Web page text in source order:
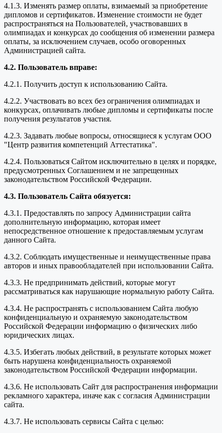
4.1.3. Изменять размер оплаты, взимаемый за приобретение
дипломов и сертификатов. Изменение стоимости не будет
распространяться на Пользователей, участвовавших в
олимпиадах и конкурсах до сообщения об изменении размера
оплаты, за исключением случаев, особо оговоренных
Администрацией сайта.
4.2. Пользователь вправе:
4.2.1. Получить доступ к использованию Сайта.
4.2.2. Участвовать во всех без ограничения олимпиадах и
конкурсах, оплачивать любые дипломы и сертификаты после
получения результатов участия.
4.2.3. Задавать любые вопросы, относящиеся к услугам ООО
"Центр развития компетенций Аттестатика".
4.2.4. Пользоваться Сайтом исключительно в целях и порядке,
предусмотренных Соглашением и не запрещенных
законодательством Российской Федерации.
4.3. Пользователь Сайта обязуется:
4.3.1. Предоставлять по запросу Администрации сайта
дополнительную информацию, которая имеет
непосредственное отношение к предоставляемым услугам
данного Сайта.
4.3.2. Соблюдать имущественные и неимущественные права
авторов и иных правообладателей при использовании Сайта.
4.3.3. Не предпринимать действий, которые могут
рассматриваться как нарушающие нормальную работу Сайта.
4.3.4. Не распространять с использованием Сайта любую
конфиденциальную и охраняемую законодательством
Российской Федерации информацию о физических либо
юридических лицах.
4.3.5. Избегать любых действий, в результате которых может
быть нарушена конфиденциальность охраняемой
законодательством Российской Федерации информации.
4.3.6. Не использовать Сайт для распространения информации
рекламного характера, иначе как с согласия Администрации
сайта.
4.3.7. Не использовать сервисы Сайта с целью: